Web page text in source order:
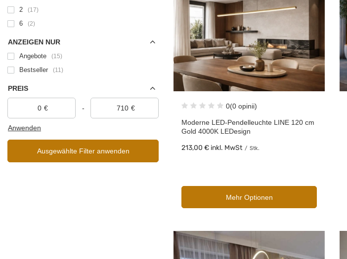
2 17
6 2
ANZEIGEN NUR
Angebote 15
Bestseller 11
PREIS
€ - €
Anwenden
Ausgewählte Filter anwenden
0(0 opinii)
Moderne LED-Pendelleuchte LINE 120 cm
Gold 4000K LEDesign
213,00 € inkl. MwSt / Stk.
Mehr Optionen